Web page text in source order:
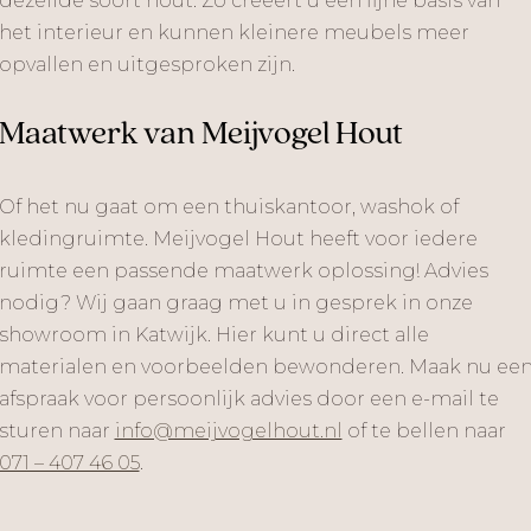
interieur en kunnen kleinere meubels meer
en uitgesproken zijn.
van Meijvogel Hout
het nu gaat om een thuiskantoor, washok of
Meijvogel Hout heeft voor iedere
een passende maatwerk oplossing! Advies
Wij gaan graag met u in gesprek in onze
in Katwijk. Hier kunt u direct alle
en voorbeelden bewonderen. Maak nu
voor persoonlijk advies door een e-mail te
naar info@meijvogelhout.nl of te bellen naar
– 407 46 05.